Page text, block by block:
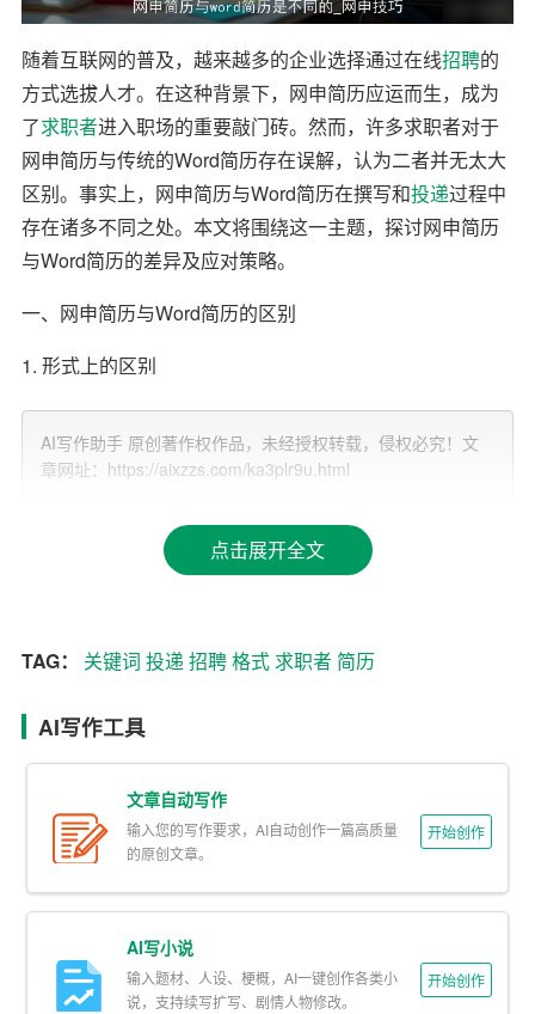
随着互联网的普及，越来越多的企业选择通过在线招聘的
方式选拔人才。在这种背景下，网申简历应运而生，成为
了求职者进入职场的重要敲门砖。然而，许多求职者对于
网申简历与传统的Word简历存在误解，认为二者并无太大
区别。事实上，网申简历与Word简历在撰写和投递过程中
存在诸多不同之处。本文将围绕这一主题，探讨网申简历
与Word简历的差异及应对策略。
一、网申简历与Word简历的区别
1. 形式上的区别
Word简历是以文字为主要载体的传统简历，通常包括个人
信息、教育背景、工作经历、项目经验、技能证书等部
分。而网申简历则是一种适应在线招聘需求的简历，通常
以表格形式呈现，包括基本信息、求职意向、工作经历、
教育背景等模块。
Word简历在内容上注重详尽、全面地展示求职者的个人信
企业在筛选简历时，通常会通过关键词搜索筛选出符合要
求的求职者。因此，网申简历在撰写过程中，关键词的设
置至关重要。
3. 投递方式的区别
Word简历通常通过电子邮件、招聘网站等渠道投递，而网
附件。在投递过程中，网申简历需要适应网站的格式要
求，而Word简历则无需考虑这一问题。
AI写作助手 原创著作权作品，未经授权转载，侵权必究！文
章网址：https://aixzzs.com/ka3plr9u.html
点击展开全文
TAG： 关键词 投递招聘格式求职者 简历
AI写作工具
文章自动写作
输入您的写作要求，AI自动创作一篇高质量
的原创文章。
开始创作
AI写小说
输入题材、人设、梗概，AI一键创作各类小
说，支持续写扩写、剧情人物修改。
开始创作